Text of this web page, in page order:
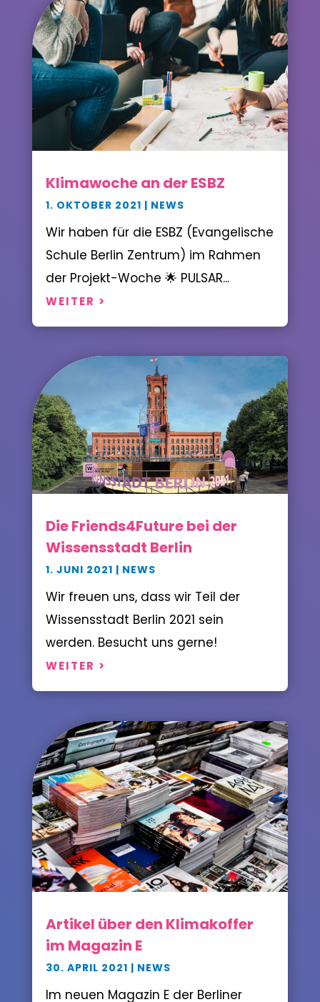
Klimawoche an der ESBZ
1. OKTOBER 2021 | NEWS
Wir haben für die ESBZ (Evangelische
Schule Berlin Zentrum) im Rahmen
der Projekt-Woche 🌟 PULSAR...
WEITER >
Die Friends4Future bei der
Wissensstadt Berlin
1. JUNI 2021 | NEWS
Wir freuen uns, dass wir Teil der
Wissensstadt Berlin 2021 sein
werden. Besucht uns gerne!
WEITER >
Artikel über den Klimakoffer
im Magazin E
30. APRIL 2021 | NEWS
Im neuen Magazin E der Berliner